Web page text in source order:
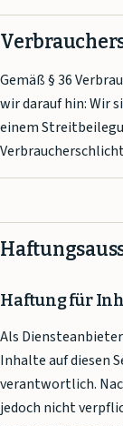
Gemäß § 36
wir darauf hin: Wir
einem
Haftung für
Als
Inhalte auf diesen
verantwortlich.
jedoch nicht